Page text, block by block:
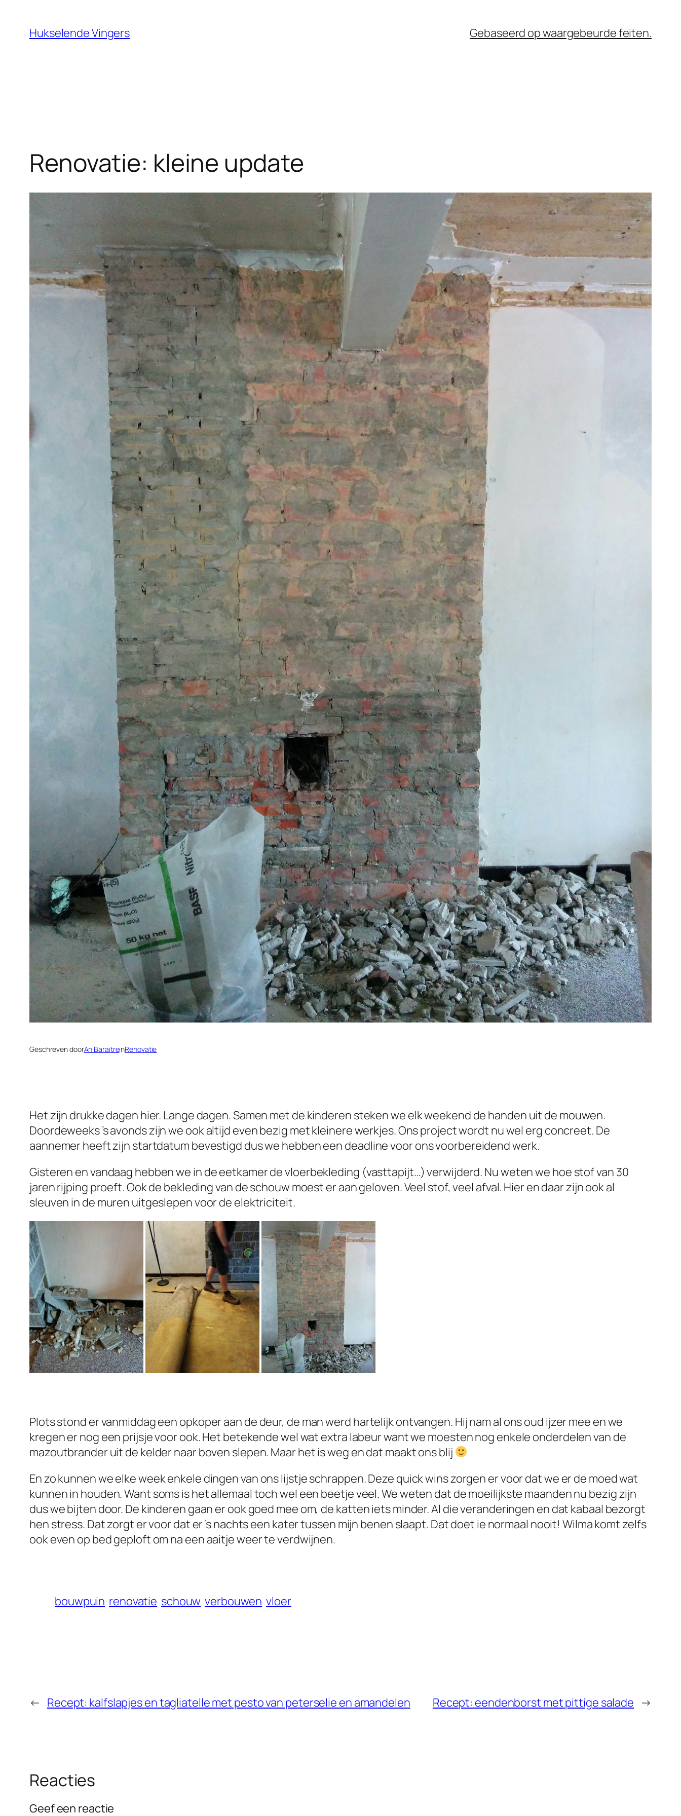
Hukselende Vingers Gebaseerd op waargebeurde feiten.
Renovatie: kleine update
Geschreven doorAn BaraitreinRenovatie
Het zijn drukke dagen hier. Lange dagen. Samen met de kinderen steken we elk weekend de handen uit de mouwen.
Doordeweeks ’s avonds zijn we ook altijd even bezig met kleinere werkjes. Ons project wordt nu wel erg concreet. De
aannemer heeft zijn startdatum bevestigd dus we hebben een deadline voor ons voorbereidend werk.
Gisteren en vandaag hebben we in de eetkamer de vloerbekleding (vasttapijt…) verwijderd. Nu weten we hoe stof van 30
jaren rijping proeft. Ook de bekleding van de schouw moest er aan geloven. Veel stof, veel afval. Hier en daar zijn ook al
sleuven in de muren uitgeslepen voor de elektriciteit.
Plots stond er vanmiddag een opkoper aan de deur, de man werd hartelijk ontvangen. Hij nam al ons oud ijzer mee en we
kregen er nog een prijsje voor ook. Het betekende wel wat extra labeur want we moesten nog enkele onderdelen van de
mazoutbrander uit de kelder naar boven slepen. Maar het is weg en dat maakt ons blij
En zo kunnen we elke week enkele dingen van ons lijstje schrappen. Deze quick wins zorgen er voor dat we er de moed wat
kunnen in houden. Want soms is het allemaal toch wel een beetje veel. We weten dat de moeilijkste maanden nu bezig zijn
dus we bijten door. De kinderen gaan er ook goed mee om, de katten iets minder. Al die veranderingen en dat kabaal bezorgt
hen stress. Dat zorgt er voor dat er ’s nachts een kater tussen mijn benen slaapt. Dat doet ie normaal nooit! Wilma komt zelfs
ook even op bed geploft om na een aaitje weer te verdwijnen.
bouwpuin renovatie schouw verbouwen vloer
← Recept: kalfslapjes en tagliatelle met pesto van peterselie en amandelen Recept: eendenborst met pittige salade →
Reacties
Geef een reactie